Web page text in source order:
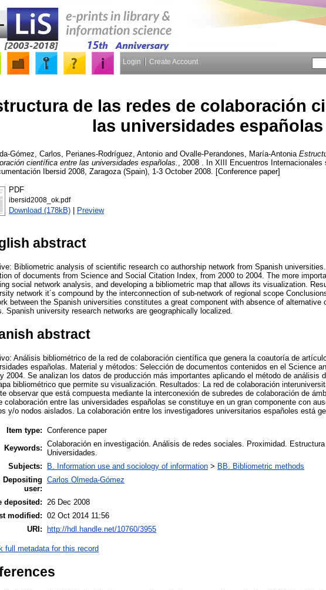
Login Create Account
de las redes de colaboración
las universidades españolas
Gómez, Carlos Perianes-Rodríguez, Antonio and Ovalle-Perandones, María-Antonia
científica entre las universidades españolas.
, 2008 . In XIII Encuentros
Ibersid 2008, Zaragoza (Spain), 1-3 October 2008. [Conference paper]
PDF
ibersid2008_ok.pdf
Download (178kB) | Preview
abstract
Bibliometric analysis of scientific research co authorship network from Spanish
of documents from Science and Social Citation Index, from 2000 to 2004. The more
social network analysis, and developing a bibliometric map that allows its visualization.
network it´s compound by the interconnection of sub-network of regional scope
between the Spanish universities constitutes a great component with absence of alternative
Spanish university research networks are geographically localized.
abstract
Análisis bibliométrico de la red de colaboración científica que genera la coautoría de
españolas. Material y métodos: Selección de documentos contenidos en el Science
2004. Se analizan los datos de producción más importantes aplicando el método de análisis
bibliométrico que permite su visualización. Resultados: La red de colaboración
observar que está compuesta mediante la interconexión de subredes de colaboración de
colaboración entre las universidades españolas se constituye en un gran componente con
y/o nodos aislados. La colaboración entre los investigadores universitarios españoles está
Item type: Conference paper
Keywords: Colaboración en investigación. Análisis de redes sociales. Proximidad.
Universidades.
Subjects:
B. Information use and sociology of information > BB. Bibliometric methods
Depositing
user:
Carlos Olmeda-Gómez
deposited:
26 Dec 2008
modified:
02 Oct 2014 11:56
URI:
http://hdl.handle.net/10760/3955
full metadata for this record